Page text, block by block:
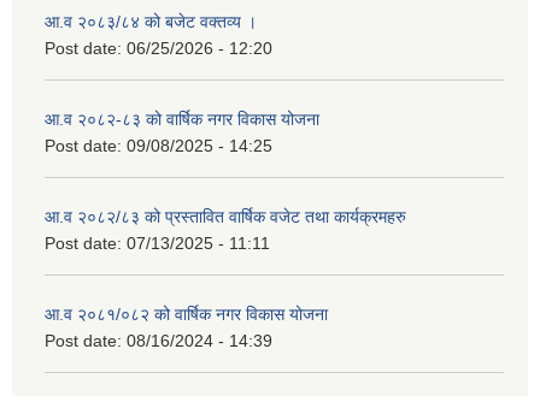
आ.व २०८३/८४ को बजेट वक्तव्य ।
Post date: 06/25/2026 - 12:20
आ.व २०८२-८३ को वार्षिक नगर विकास योजना
Post date: 09/08/2025 - 14:25
आ.व २०८२/८३ को प्रस्तावित वार्षिक वजेट तथा कार्यक्रमहरु
Post date: 07/13/2025 - 11:11
आ.व २०८१/०८२ को वार्षिक नगर विकास योजना
Post date: 08/16/2024 - 14:39